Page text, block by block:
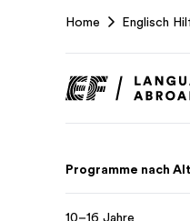
Home Englisch
Programme nach
10–16 Jahre